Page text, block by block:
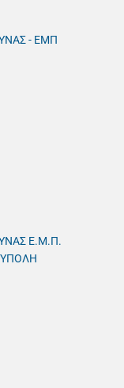
- ΕΜΠ
Ε.Μ.Π.